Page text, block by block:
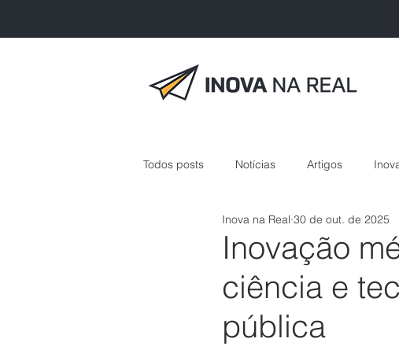
Todos posts Notícias Artigos
inovação em saúde
Inovação
ciência e
pública
Inova na Real 30 de out. de 2025